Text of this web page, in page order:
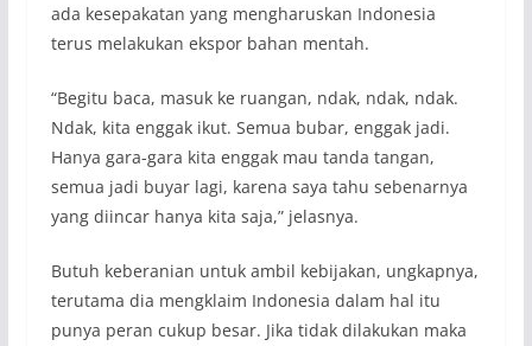
ada kesepakatan yang mengharuskan Indonesia
terus melakukan ekspor bahan mentah.
“Begitu baca, masuk ke ruangan, ndak, ndak, ndak.
Ndak, kita enggak ikut. Semua bubar, enggak jadi.
Hanya gara-gara kita enggak mau tanda tangan,
semua jadi buyar lagi, karena saya tahu sebenarnya
yang diincar hanya kita saja,” jelasnya.
Butuh keberanian untuk ambil kebijakan, ungkapnya,
terutama dia mengklaim Indonesia dalam hal itu
punya peran cukup besar. Jika tidak dilakukan maka